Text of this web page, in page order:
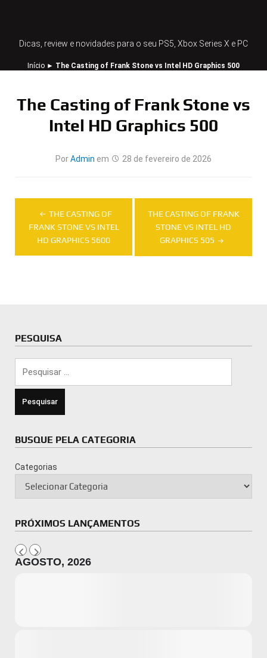
Dicas, review e novidades para o seu PS5, Xbox Series X e PC
Início ► The Casting of Frank Stone vs Intel HD Graphics 500
The Casting of Frank Stone vs
Intel HD Graphics 500
PorAdmin em 28 de fevereiro de 2026
Navegação
de
Post
THE CASTING OF
FRANK STONE VS INTEL
HD GRAPHICS 5600
THE CASTING OF FRANK
STONE VS INTEL HD
GRAPHICS 505
PESQUISA
BUSQUE PELA CATEGORIA
Categorias
PRÓXIMOS LANÇAMENTOS
AGOSTO, 2026